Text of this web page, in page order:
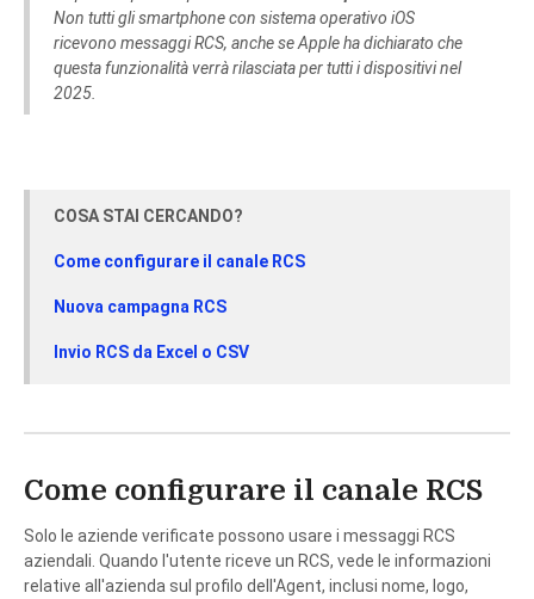
Non tutti gli smartphone con sistema operativo iOS
ricevono messaggi RCS, anche se Apple ha dichiarato che
questa funzionalità verrà rilasciata per tutti i dispositivi nel
2025.
COSA STAI CERCANDO?
Come configurare il canale RCS
Nuova campagna RCS
Invio RCS da Excel o CSV
Come configurare il canale RCS
Solo le aziende verificate possono usare i messaggi RCS
aziendali. Quando l'utente riceve un RCS, vede le informazioni
relative all'azienda sul profilo dell'Agent, inclusi nome, logo,